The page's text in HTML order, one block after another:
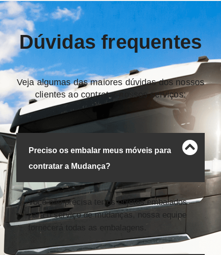
Dúvidas frequentes
Veja algumas das maiores dúvidas dos nossos
clientes ao contratar nossos serviços:
Preciso os embalar meus móveis para
contratar a Mudança?
Você não precisa ter os objetos embalados
para o serviço de mudanças, nossa equipe
fornecerá todas as embalagens.